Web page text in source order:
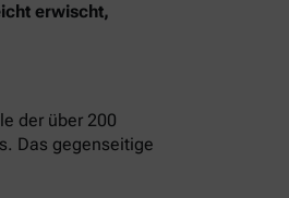
erwischt,
der über 200
Das gegenseitige